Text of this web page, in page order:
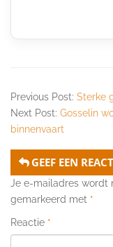
Previous Post: Sterke
Next Post: Gosselin
binnenvaart
GEEF EEN
Je e-mailadres wordt
gemarkeerd met *
Reactie *